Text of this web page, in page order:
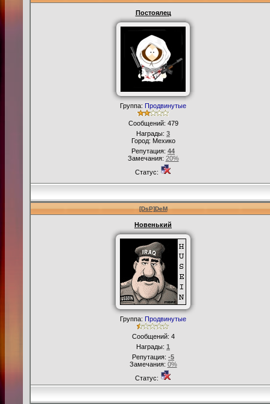
else if(strcmp(cmd, "/
return 1;
Постоялец
Группа: Продвинутые
Сообщений: 479
Награды: 3
Город: Мехико
Репутация: 44
Замечания: 20%
Статус:
[DsP]DeM
Новенький
Группа: Продвинутые
Сообщений: 4
Награды: 1
Репутация: -5
Замечания: 0%
Статус: